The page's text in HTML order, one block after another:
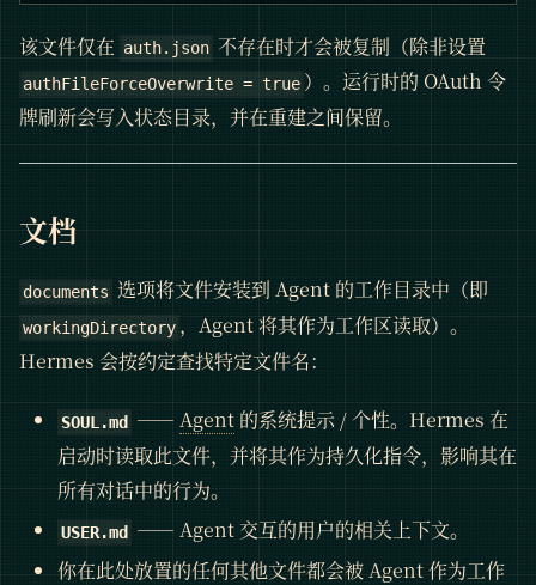
该文件仅在 auth.json 不存在时才会被复制（除非设置
authFileForceOverwrite = true ）。运行时的 OAuth 令
牌刷新会写入状态目录，并在重建之间保留。
文档
documents 选项将文件安装到 Agent 的工作目录中（即
workingDirectory ，Agent 将其作为工作区读取）。
Hermes 会按约定查找特定文件名：
SOUL.md ——Agent 的系统提示 / 个性。Hermes 在
启动时读取此文件，并将其作为持久化指令，影响其在
所有对话中的行为。
USER.md
—— Agent 交互的用户的相关上下文。
你在此处放置的任何其他文件都会被 Agent 作为工作